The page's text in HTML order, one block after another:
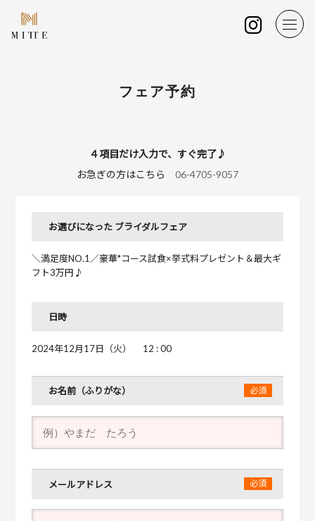
フェア予約
４項目だけ入力で、すぐ完了♪
お急ぎの方はこちら 06-4705-9057
お選びになった ブライダルフェア
＼満足度NO.1／豪華*コース試食×挙式料プレゼント＆最大ギ
フト3万円♪
日時
2024年12月17日（火） 12 : 00
お名前（ふりがな）
メールアドレス